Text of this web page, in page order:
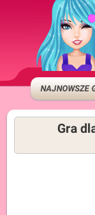
NAJNOWSZE
Gra